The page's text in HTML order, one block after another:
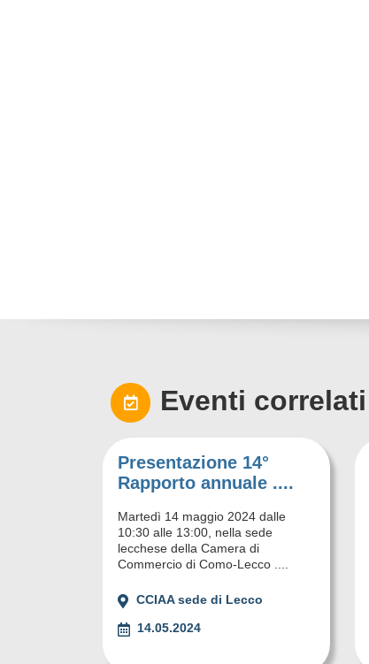
Eventi correlati
Presentazione 14°
Rapporto annuale ....
Martedì 14 maggio 2024 dalle
10:30 alle 13:00, nella sede
lecchese della Camera di
Commercio di Como-Lecco ....
CCIAA sede di Lecco
14.05.2024